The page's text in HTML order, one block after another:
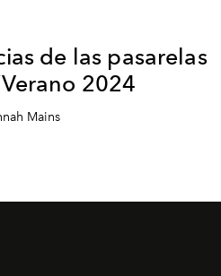
de las pasarelas
2024
Mains